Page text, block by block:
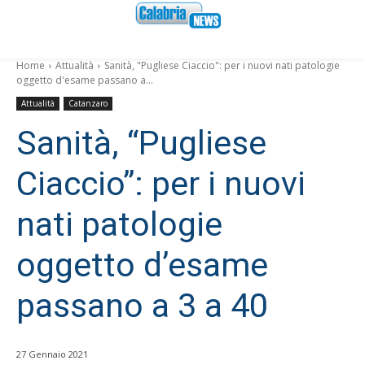
Home Attualità
Sanità, "Pugliese Ciaccio": per i nuovi nati patologie
oggetto d'esame passano a...
Attualità Catanzaro
Sanità, “Pugliese
Ciaccio”: per i nuovi
nati patologie
oggetto d’esame
passano a 3 a 40
27 Gennaio 2021